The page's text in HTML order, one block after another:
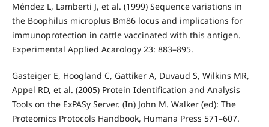
Méndez L, Lamberti J, et al. (1999) Sequence variations in
the Boophilus microplus Bm86 locus and implications for
immunoprotection in cattle vaccinated with this antigen.
Experimental Applied Acarology 23: 883–895.
Gasteiger E, Hoogland C, Gattiker A, Duvaud S, Wilkins MR,
Appel RD, et al. (2005) Protein Identification and Analysis
Tools on the ExPASy Server. (In) John M. Walker (ed): The
Proteomics Protocols Handbook, Humana Press 571–607.